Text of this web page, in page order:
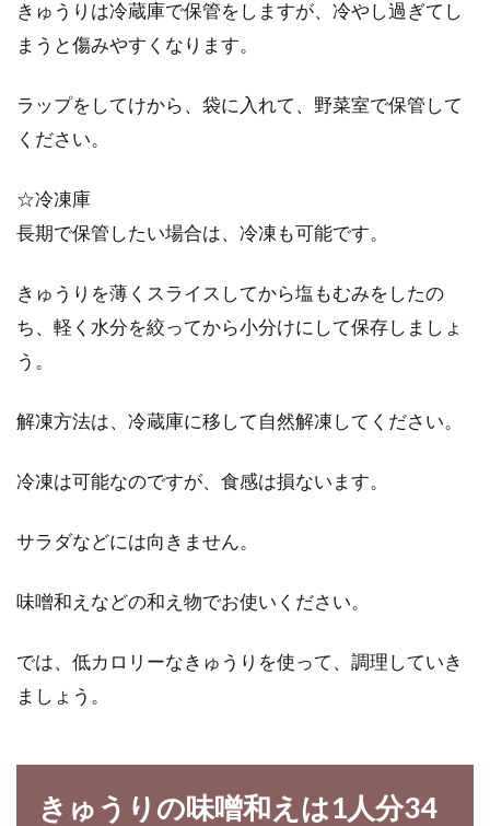
きゅうりは冷蔵庫で保管をしますが、冷やし過ぎてし
まうと傷みやすくなります。
ラップをしてけから、袋に入れて、野菜室で保管して
ください。
☆冷凍庫
長期で保管したい場合は、冷凍も可能です。
きゅうりを薄くスライスしてから塩もむみをしたの
ち、軽く水分を絞ってから小分けにして保存しましょ
う。
解凍方法は、冷蔵庫に移して自然解凍してください。
冷凍は可能なのですが、食感は損ないます。
サラダなどには向きません。
味噌和えなどの和え物でお使いください。
では、低カロリーなきゅうりを使って、調理していき
ましょう。
きゅうりの味噌和えは1人分34